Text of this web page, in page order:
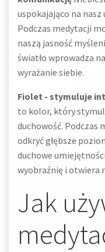
uspokajająco na nasz
Podczas medytacji
naszą jasność
światło wprowadza
wyrażanie siebie.
Fiolet - stymuluje
to kolor, który
duchowość. Podczas
odkryć głębsze
duchowe
wyobraźnię i otwiera
Jak